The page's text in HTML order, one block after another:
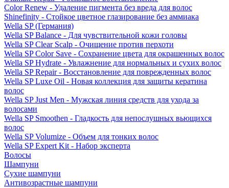
Color Renew - Удаление пигмента без вреда для волос
Shinefinity - Стойкое цветное глазирование без аммиака
Wella SP (Германия)
Wella SP Balance - Для чувствительной кожи головы
Wella SP Clear Scalp - Очищение против перхоти
Wella SP Color Save - Сохранение цвета для окрашенных волос
Wella SP Hydrate - Увлажнение для нормальных и сухих волос
Wella SP Repair - Восстановление для поврежденных волос
Wella SP Luxe Oil - Новая коллекция для защиты кератина
волос
Wella SP Just Men - Мужская линия средств для ухода за
волосами
Wella SP Smoothen - Гладкость для непослушных вьющихся
волос
Wella SP Volumize - Объем для тонких волос
Wella SP Expert Kit - Набор эксперта
Волосы
Шампуни
Сухие шампуни
Антивозрастные шампуни